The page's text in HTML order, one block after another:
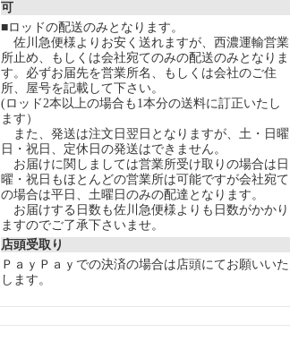
可
■ロッドの配送のみとなります。
佐川急便様よりお安く送れますが、西濃運輸営業
所止め、もしくは会社宛てのみの配送のみとなりま
す。必ずお届先を営業所名、もしくは会社のご住
所、屋号を記載して下さい。
(ロッド2本以上の場合も1本分の送料に訂正いたし
ます）
また、発送は注文日翌日となりますが、土・日曜
日・祝日、定休日の発送はできません。
お届けに関しましては営業所受け取りの場合は日
曜・祝日もほとんどの営業所は可能ですが会社宛て
の場合は平日、土曜日のみの配達となります。
お届けする日数も佐川急便様よりも日数がかかり
ますのでご了承下さいませ。
店頭受取り
ＰａｙＰａｙでの決済の場合は店頭にてお願いいた
します。